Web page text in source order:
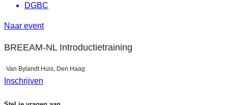
DGBC
Naar event
BREEAM-NL Introductietraining
·Van Bylandt Huis, Den Haag
Inschrijven